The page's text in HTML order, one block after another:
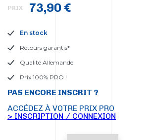
PRIX 73,90 €
En stock
Retours garantis*
Qualité Allemande
Prix 100% PRO !
PAS ENCORE INSCRIT ?
ACCÉDEZ À VOTRE PRIX PRO
> INSCRIPTION / CONNEXION